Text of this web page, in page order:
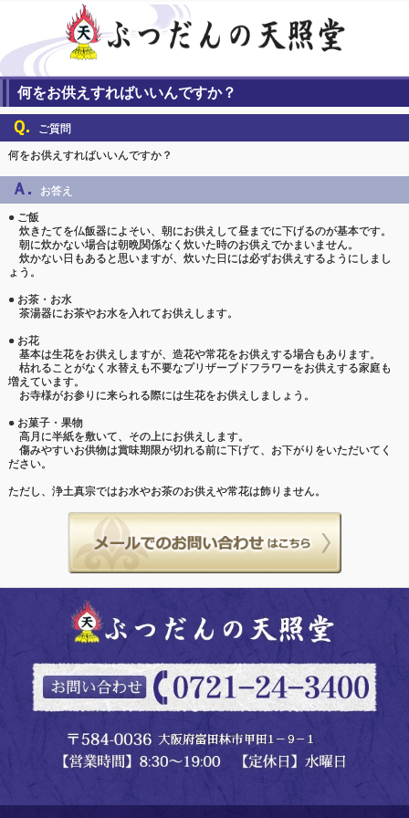
何をお供えすればいいんですか？
Ｑ. ご質問
何をお供えすればいいんですか？
Ａ. お答え
● ご飯
炊きたてを仏飯器によそい、朝にお供えして昼までに下げるのが基本です。
朝に炊かない場合は朝晩関係なく炊いた時のお供えでかまいません。
炊かない日もあると思いますが、炊いた日には必ずお供えするようにしまし
ょう。
● お茶・お水
茶湯器にお茶やお水を入れてお供えします。
● お花
基本は生花をお供えしますが、造花や常花をお供えする場合もあります。
枯れることがなく水替えも不要なプリザーブドフラワーをお供えする家庭も
増えています。
お寺様がお参りに来られる際には生花をお供えしましょう。
● お菓子・果物
高月に半紙を敷いて、その上にお供えします。
傷みやすいお供物は賞味期限が切れる前に下げて、お下がりをいただいてく
ださい。
ただし、浄土真宗ではお水やお茶のお供えや常花は飾りません。